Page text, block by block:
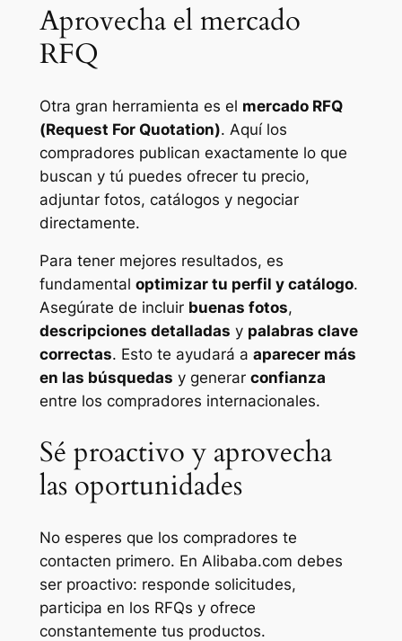
Aprovecha el mercado
RFQ
Otra gran herramienta es el mercado RFQ
(Request For Quotation). Aquí los
compradores publican exactamente lo que
buscan y tú puedes ofrecer tu precio,
adjuntar fotos, catálogos y negociar
directamente.
Para tener mejores resultados, es
fundamental optimizar tu perfil y catálogo.
Asegúrate de incluir buenas fotos,
descripciones detalladas y palabras clave
correctas. Esto te ayudará a aparecer más
en las búsquedas y generar confianza
entre los compradores internacionales.
Sé proactivo y aprovecha
las oportunidades
No esperes que los compradores te
contacten primero. En Alibaba.com debes
ser proactivo: responde solicitudes,
participa en los RFQs y ofrece
constantemente tus productos.